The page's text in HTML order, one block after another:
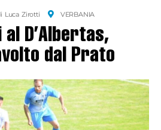
Luca Zirotti VERBANIA
al D’Albertas,
dal Prato